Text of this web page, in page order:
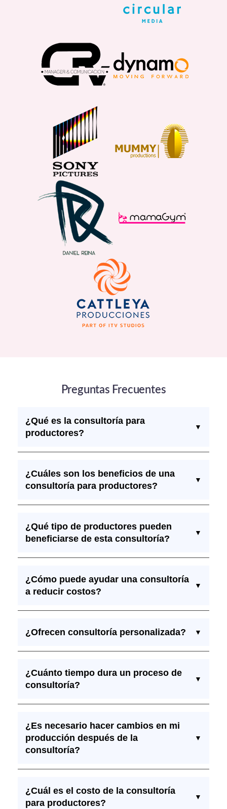
Preguntas Frecuentes
¿Qué es la consultoría para
productores?
▼
¿Cuáles son los beneficios de una
consultoría para productores?
▼
¿Qué tipo de productores pueden
beneficiarse de esta consultoría?
▼
¿Cómo puede ayudar una consultoría
a reducir costos?
▼
¿Ofrecen consultoría personalizada? ▼
¿Cuánto tiempo dura un proceso de
consultoría?
▼
¿Es necesario hacer cambios en mi
producción después de la
consultoría?
▼
¿Cuál es el costo de la consultoría
para productores?
▼